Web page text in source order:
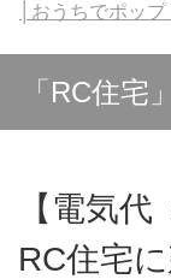
│おうちでポップ
「RC住宅
【電気
RC住宅